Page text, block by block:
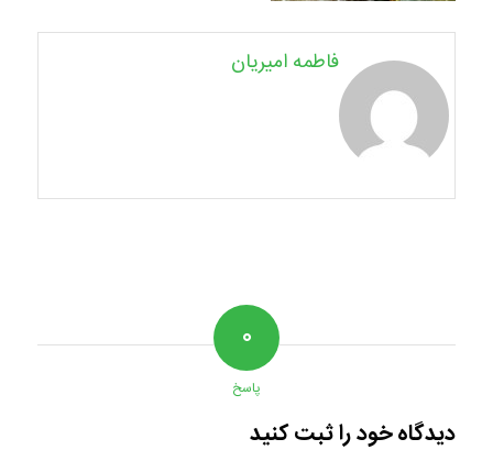
فاطمه امیریان
۰
پاسخ
دیدگاه خود را ثبت کنید